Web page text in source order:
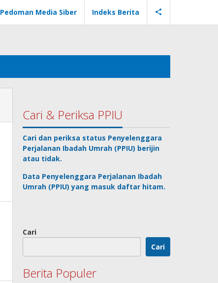
Pedoman Media Siber Indeks Berita
Cari & Periksa PPIU
Cari dan periksa status Penyelenggara
Perjalanan Ibadah Umrah (PPIU) berijin
atau tidak.
Data Penyelenggara Perjalanan Ibadah
Umrah (PPIU) yang masuk daftar hitam.
Cari
Cari
Berita Populer